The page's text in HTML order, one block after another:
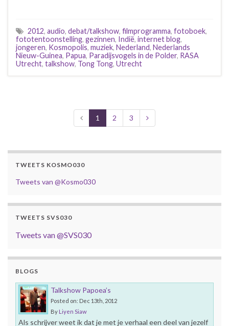
2012, audio, debat/talkshow, filmprogramma, fotoboek,
fototentoonstelling, gezinnen, Indië, internet blog,
jongeren, Kosmopolis, muziek, Nederland, Nederlands
Nieuw-Guinea, Papua, Paradijsvogels in de Polder, RASA
Utrecht, talkshow, Tong Tong, Utrecht
1 2 3
TWEETS KOSMO030
Tweets van @Kosmo030
TWEETS SVS030
Tweets van @SVS030
BLOGS
Talkshow Papoea’s
Posted on: Dec 13th, 2012
By Liyen Siaw
Als schrijver weet ik dat je met je verhaal een deel van jezelf